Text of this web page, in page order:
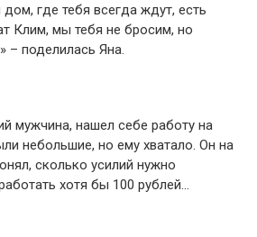
где тебя всегда ждут, есть
Клим, мы тебя не бросим, но
– поделилась Яна.
мужчина, нашел себе работу на
небольшие, но ему хватало. Он на
сколько усилий нужно
хотя бы 100 рублей…